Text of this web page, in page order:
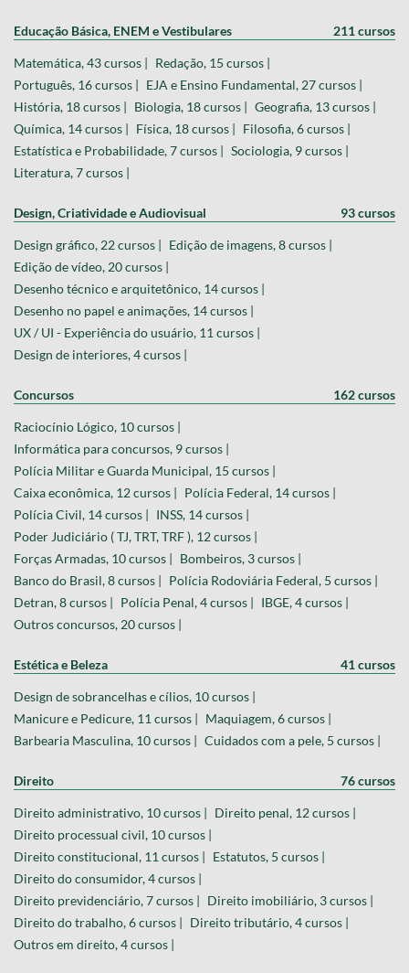
Educação Básica, ENEM e Vestibulares 211 cursos
Matemática, 43 cursos | Redação, 15 cursos |
Português, 16 cursos | EJA e Ensino Fundamental, 27 cursos |
História, 18 cursos | Biologia, 18 cursos | Geografia, 13 cursos |
Química, 14 cursos | Física, 18 cursos | Filosofia, 6 cursos |
Estatística e Probabilidade, 7 cursos | Sociologia, 9 cursos |
Literatura, 7 cursos |
Design, Criatividade e Audiovisual 93 cursos
Design gráfico, 22 cursos | Edição de imagens, 8 cursos |
Edição de vídeo, 20 cursos |
Desenho técnico e arquitetônico, 14 cursos |
Desenho no papel e animações, 14 cursos |
UX / UI - Experiência do usuário, 11 cursos |
Design de interiores, 4 cursos |
Concursos 162 cursos
Raciocínio Lógico, 10 cursos |
Informática para concursos, 9 cursos |
Polícia Militar e Guarda Municipal, 15 cursos |
Caixa econômica, 12 cursos | Polícia Federal, 14 cursos |
Polícia Civil, 14 cursos | INSS, 14 cursos |
Poder Judiciário ( TJ, TRT, TRF ), 12 cursos |
Forças Armadas, 10 cursos | Bombeiros, 3 cursos |
Banco do Brasil, 8 cursos | Polícia Rodoviária Federal, 5 cursos |
Detran, 8 cursos | Polícia Penal, 4 cursos | IBGE, 4 cursos |
Outros concursos, 20 cursos |
Estética e Beleza 41 cursos
Design de sobrancelhas e cílios, 10 cursos |
Manicure e Pedicure, 11 cursos | Maquiagem, 6 cursos |
Barbearia Masculina, 10 cursos | Cuidados com a pele, 5 cursos |
Direito 76 cursos
Direito administrativo, 10 cursos | Direito penal, 12 cursos |
Direito processual civil, 10 cursos |
Direito constitucional, 11 cursos | Estatutos, 5 cursos |
Direito do consumidor, 4 cursos |
Direito previdenciário, 7 cursos | Direito imobiliário, 3 cursos |
Direito do trabalho, 6 cursos | Direito tributário, 4 cursos |
Outros em direito, 4 cursos |